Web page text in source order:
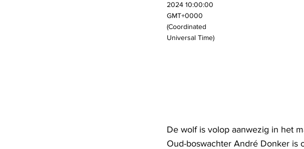
2024 10:00:00
GMT+0000
(Coordinated
Universal Time)
De wolf is volop aanwezig in het
Oud-boswachter André Donker is